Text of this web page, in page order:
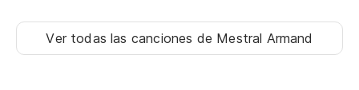
Ver todas las canciones de Mestral Armand